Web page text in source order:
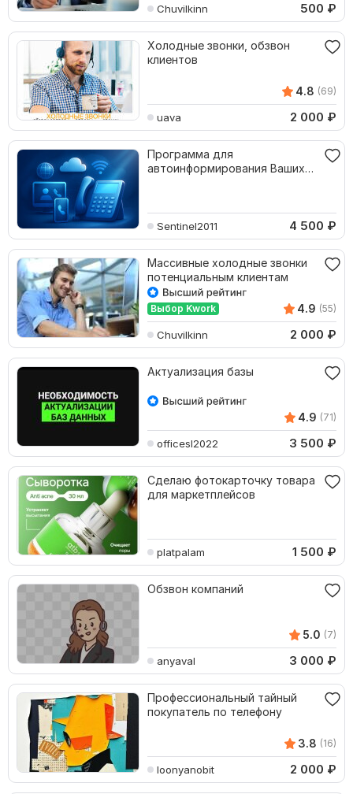
Chuvilkinn 500 ₽
Холодные звонки, обзвон
клиентов
4.8 (69)
uava 2 000 ₽
Программа для
автоинформирования Ваших
Sentinel2011 4 500 ₽
Массивные холодные звонки
потенциальным клиентам
Выбор Kwork 4.9 (55)
Chuvilkinn 2 000 ₽
Актуализация базы
4.9 (71)
officesl2022 3 500 ₽
Сделаю фотокарточку товара
для маркетплейсов
platpalam 1 500 ₽
Обзвон компаний
5.0 (7)
anyaval 3 000 ₽
Профессиональный тайный
покупатель по телефону
3.8 (16)
loonyanobit 2 000 ₽